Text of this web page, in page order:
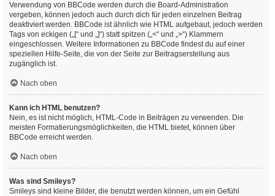
Verwendung von BBCode werden durch die Board-Administration
vergeben, können jedoch auch durch dich für jeden einzelnen Beitrag
deaktiviert werden. BBCode ist ähnlich wie HTML aufgebaut, jedoch werden
Tags von eckigen („[“ und „]“) statt spitzen („<“ und „>“) Klammern
eingeschlossen. Weitere Informationen zu BBCode findest du auf einer
speziellen Hilfe-Seite, die von der Seite zur Beitragserstellung aus
zugänglich ist.
Nach oben
Kann ich HTML benutzen?
Nein, es ist nicht möglich, HTML-Code in Beiträgen zu verwenden. Die
meisten Formatierungsmöglichkeiten, die HTML bietet, können über
BBCode erreicht werden.
Nach oben
Was sind Smileys?
Smileys sind kleine Bilder, die benutzt werden können, um ein Gefühl